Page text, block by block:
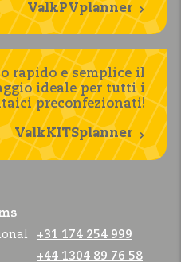
ValkPVplanner
rapido e semplice il
ideale per tutti i
preconfezionati!
ValkKITSplanner
+31 174 254 999
+44 1304 89 76 58